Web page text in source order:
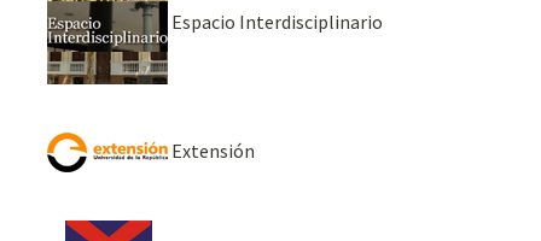
Espacio Interdisciplinario
Extensión